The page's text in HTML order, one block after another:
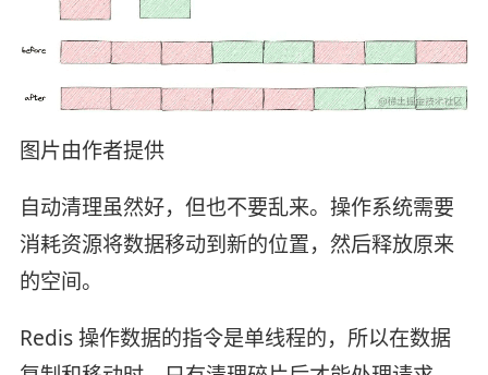
图片由作者提供
自动清理虽然好，但也不要乱来。操作系统需要
消耗资源将数据移动到新的位置，然后释放原来
的空间。
Redis 操作数据的指令是单线程的，所以在数据